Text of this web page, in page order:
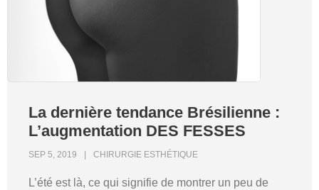
La dernière tendance Brésilienne :
L’augmentation DES FESSES
SEP 5, 2019 CHIRURGIE ESTHÉTIQUE
L’été est là, ce qui signifie de montrer un peu de